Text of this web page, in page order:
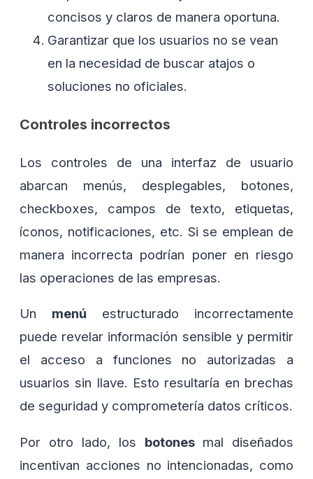
concisos y claros de manera oportuna.
Garantizar que los usuarios no se vean
en la necesidad de buscar atajos o
soluciones no oficiales.
Controles incorrectos
Los controles de una interfaz de usuario
abarcan menús, desplegables, botones,
checkboxes, campos de texto, etiquetas,
íconos, notificaciones, etc. Si se emplean de
manera incorrecta podrían poner en riesgo
las operaciones de las empresas.
Un menú estructurado incorrectamente
puede revelar información sensible y permitir
el acceso a funciones no autorizadas a
usuarios sin llave. Esto resultaría en brechas
de seguridad y comprometería datos críticos.
Por otro lado, los botones mal diseñados
incentivan acciones no intencionadas, como